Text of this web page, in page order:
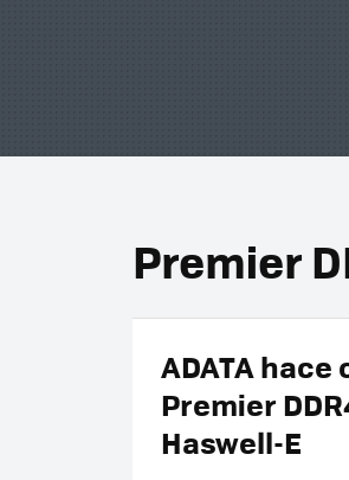
Premier
ADATA
Premier
Haswell-E